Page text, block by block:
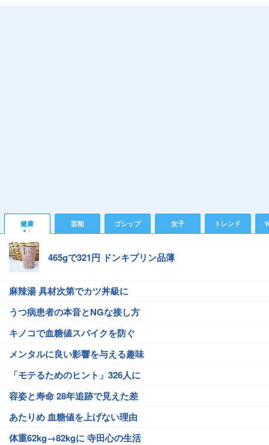
健康 芸能 ゴシップ 女子 トレンド
465gで321円 ドンキプリン品薄
麻辣湯 具材次第でカツ丼級に
うつ病患者の本音とNGな接し方
キノコで血糖値スパイクを防ぐ
メンタルに良い影響を与える趣味
「モテるためのヒント」326人に
容姿と寿命 28年追跡で見えた差
あたりめ 血糖値を上げない理由
体重62kg→82kgに 寺田心の生活